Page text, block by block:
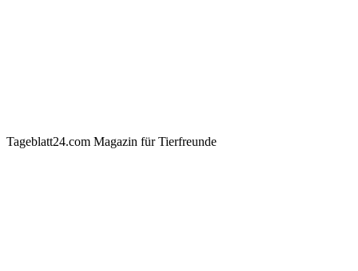
Tageblatt24.com Magazin für Tierfreunde